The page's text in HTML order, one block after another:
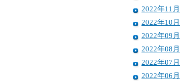
2022年11月
2022年10月
2022年09月
2022年08月
2022年07月
2022年06月